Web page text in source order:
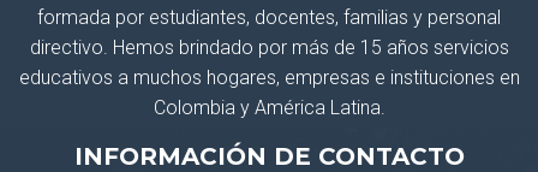
formada por estudiantes, docentes, familias y personal
directivo. Hemos brindado por más de 15 años servicios
educativos a muchos hogares, empresas e instituciones en
Colombia y América Latina.
INFORMACIÓN DE CONTACTO